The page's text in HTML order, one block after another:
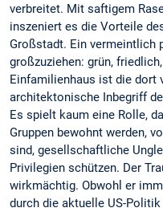
verbreitet. Mit saftigem
inszeniert es die Vorteile
Großstadt. Ein vermeintlich
großzuziehen: grün,
Einfamilienhaus ist die dort
architektonische Inbegriff
Es spielt kaum eine Rolle,
Gruppen bewohnt werden,
sind, gesellschaftliche
Privilegien schützen. Der
wirkmächtig. Obwohl er
durch die aktuelle US-